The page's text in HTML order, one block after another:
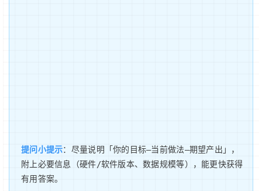
提问小提示：尽量说明「你的目标—当前做法—期望产出」，
附上必要信息（硬件/软件版本、数据规模等），能更快获得
有用答案。